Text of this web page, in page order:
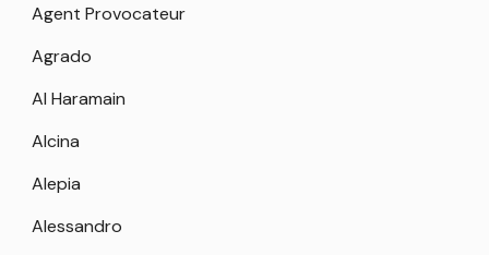
Agent Provocateur
Agrado
Al Haramain
Alcina
Alepia
Alessandro